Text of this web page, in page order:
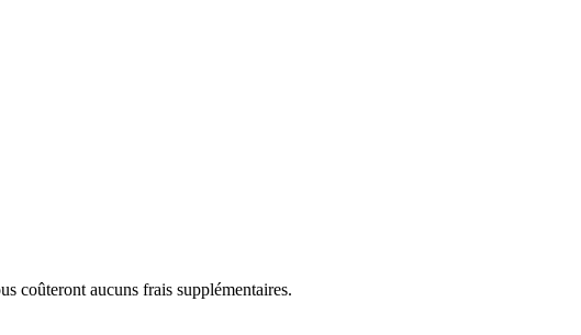
coûteront aucuns frais supplémentaires.